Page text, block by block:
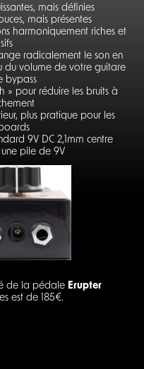
mais définies
mais présentes
harmoniquement riches et
radicalement le son en
du volume de votre guitare
bypass
» pour réduire les bruits à
plus pratique pour les
9V DC 2,1mm centre
pile de 9V
de la pédale Erupter
est de 185€.